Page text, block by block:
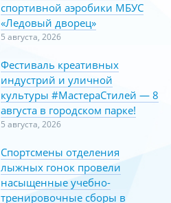
спортивной аэробики МБУС
«Ледовый дворец»
5 августа, 2026
Фестиваль креативных
индустрий и уличной
культуры #МастераСтилей — 8
августа в городском парке!
5 августа, 2026
Спортсмены отделения
лыжных гонок провели
насыщенные учебно-
тренировочные сборы в